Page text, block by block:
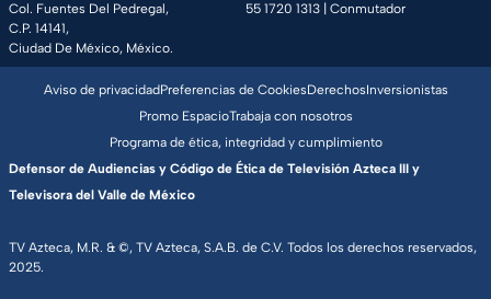
Col. Fuentes Del Pedregal,
C.P. 14141,
Ciudad De México, México.
55 1720 1313 | Conmutador
TV Azteca, M.R. & ©, TV Azteca, S.A.B. de C.V. Todos los derechos reservados,
2025.
Aviso de privacidadPreferencias de CookiesDerechosInversionistas
Promo EspacioTrabaja con nosotros
Programa de ética, integridad y cumplimiento
Defensor de Audiencias y Código de Ética de Televisión Azteca III y
Televisora del Valle de México